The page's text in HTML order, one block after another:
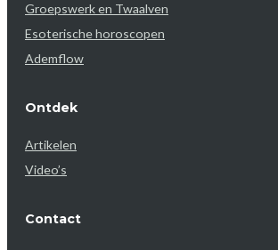
Groepswerk en Twaalven
Esoterische horoscopen
Ademflow
Ontdek
Artikelen
Video’s
Contact